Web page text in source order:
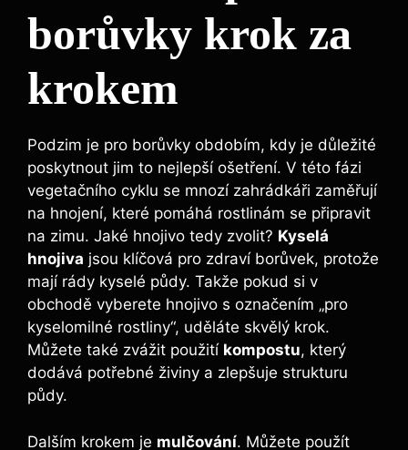
borůvky krok za
krokem
Podzim⁢ je ‍pro borůvky ⁢obdobím, kdy ​je důležité
⁤poskytnout​ jim‌ to nejlepší ošetření. V ⁣této fázi
vegetačního cyklu se mnozí zahrádkáři zaměřují
na hnojení, které pomáhá rostlinám se připravit
na zimu. Jaké hnojivo ⁣tedy zvolit? Kyselá
hnojiva jsou klíčová pro ​zdraví borůvek, protože
‌mají ⁢rády ​kyselé půdy. Takže pokud ⁣si v
obchodě vyberete hnojivo s označením „pro
kyselomilné rostliny“, ⁣uděláte skvělý‌ krok.
Můžete také zvážit použití kompostu, který
dodává potřebné živiny a ‍zlepšuje strukturu
půdy.
Dalším krokem je mulčování. ⁢Můžete použít‍